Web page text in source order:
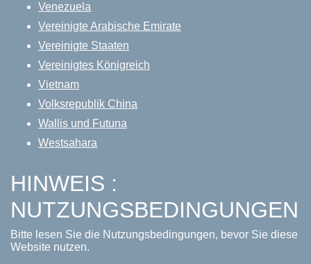
Venezuela
Vereinigte Arabische Emirate
Vereinigte Staaten
Vereinigtes Königreich
Vietnam
Volksrepublik China
Wallis und Futuna
Westsahara
HINWEIS :
NUTZUNGSBEDINGUNGEN
Bitte lesen Sie die Nutzungsbedingungen, bevor Sie diese
Website nutzen.